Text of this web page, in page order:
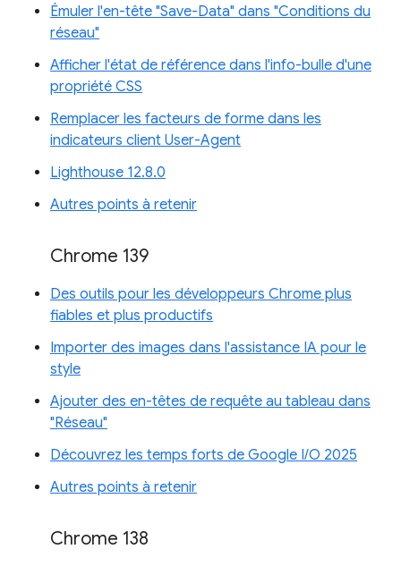
Émuler l'en-tête "Save-Data" dans "Conditions du
réseau"
Afficher l'état de référence dans l'info-bulle d'une
propriété CSS
Remplacer les facteurs de forme dans les
indicateurs client User-Agent
Lighthouse 12.8.0
Autres points à retenir
Chrome 139
Des outils pour les développeurs Chrome plus
fiables et plus productifs
Importer des images dans l'assistance IA pour le
style
Ajouter des en-têtes de requête au tableau dans
"Réseau"
Découvrez les temps forts de Google I/O 2025
Autres points à retenir
Chrome 138